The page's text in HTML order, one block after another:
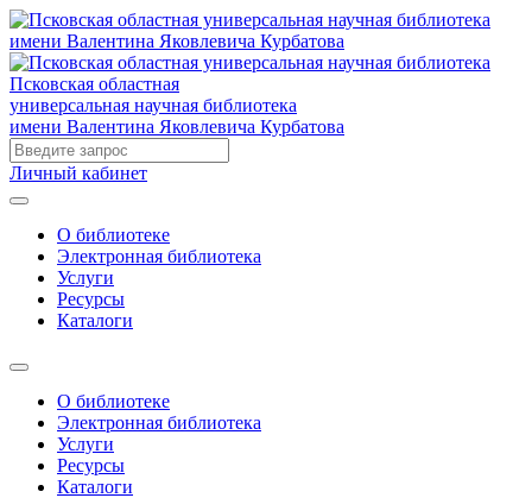
Псковская областная
универсальная научная библиотека
имени Валентина Яковлевича Курбатова
Личный кабинет
О библиотеке
Электронная библиотека
Услуги
Ресурсы
Каталоги
О библиотеке
Электронная библиотека
Услуги
Ресурсы
Каталоги